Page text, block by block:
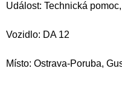
Událost: Technická
Vozidlo: DA 12
Místo: Ostrava-Poruba,